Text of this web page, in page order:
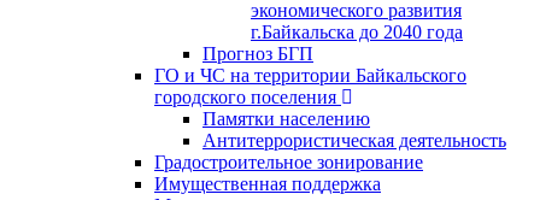
экономического развития
г.Байкальска до 2040 года
Прогноз БГП
ГО и ЧС на территории Байкальского
городского поселения
Памятки населению
Антитеррористическая деятельность
Градостроительное зонирование
Имущественная поддержка